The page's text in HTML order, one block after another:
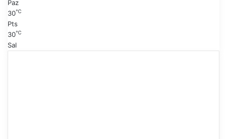
Paz
30℃
Pts
30℃
Sal